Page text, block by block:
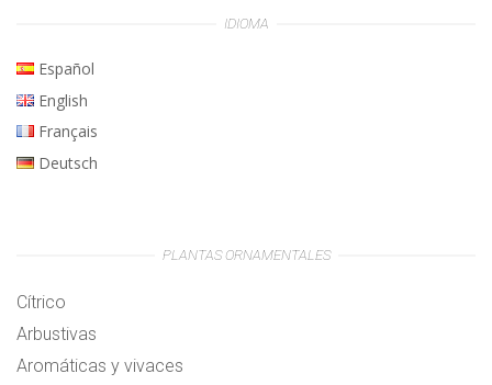
IDIOMA
Español
English
Français
Deutsch
PLANTAS ORNAMENTALES
Cítrico
Arbustivas
Aromáticas y vivaces